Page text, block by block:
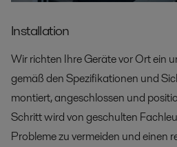
Installation
Wir richten Ihre Geräte vor Ort ein
gemäß den Spezifikationen und
montiert, angeschlossen und
Schritt wird von geschulten
Probleme zu vermeiden und einen